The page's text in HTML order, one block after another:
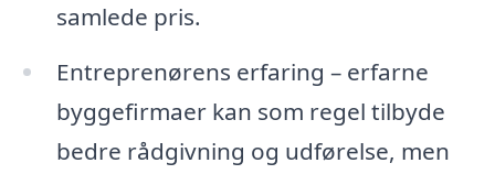
samlede pris.
Entreprenørens erfaring – erfarne
byggefirmaer kan som regel tilbyde
bedre rådgivning og udførelse, men